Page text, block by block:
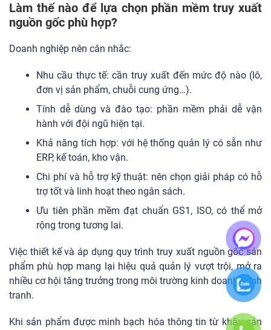
Làm thế nào để lựa chọn phần mềm truy xuất
nguồn gốc phù hợp?
Doanh nghiệp nên cân nhắc:
Nhu cầu thực tế: cần truy xuất đến mức độ nào (lô,
đơn vị sản phẩm, chuỗi cung ứng…).
Tính dễ dùng và đào tạo: phần mềm phải dễ vận
hành với đội ngũ hiện tại.
Khả năng tích hợp: với hệ thống quản lý có sẵn như
ERP, kế toán, kho vận.
Chi phí và hỗ trợ kỹ thuật: nên chọn giải pháp có hỗ
trợ tốt và linh hoạt theo ngân sách.
Ưu tiên phần mềm đạt chuẩn GS1, ISO, có thể mở
rộng trong tương lai.
Việc thiết kế và áp dụng quy trình truy xuất nguồn gốc sản
phẩm phù hợp mang lại hiệu quả quản lý vượt trội, mở ra
nhiều cơ hội tăng trưởng trong môi trường kinh doanh cạnh
tranh.
Khi sản phẩm được minh bạch hóa thông tin từ khâu sản